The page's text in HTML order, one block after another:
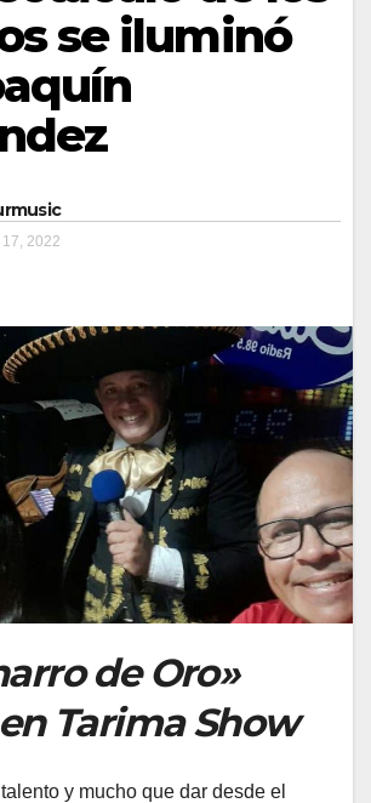
se iluminó
17, 2022
de Oro»
Tarima Show
y mucho que dar desde el